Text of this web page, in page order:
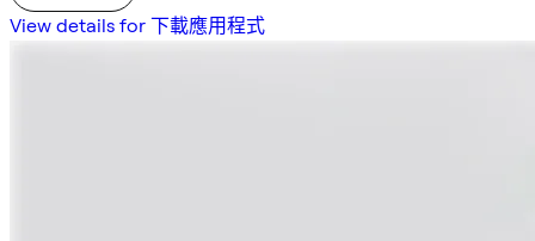
View details for 下載應用程式